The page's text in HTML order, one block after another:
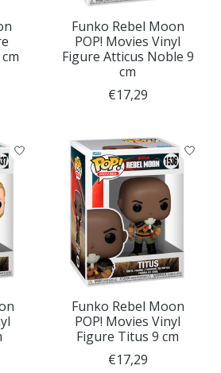
Funko Rebel Moon
POP! Movies Vinyl
Figure Atticus Noble 9
cm
€17,29
Funko Rebel Moon
POP! Movies Vinyl
Figure Titus 9 cm
€17,29